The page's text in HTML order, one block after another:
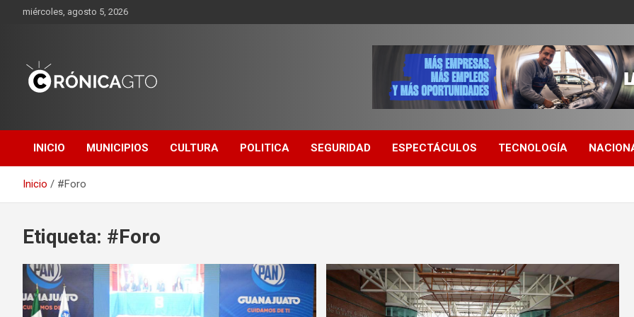
miércoles, agosto 5, 2026
GUANAJUATO
INICIO MUNICIPIOS CULTURA POLITICA SEGURIDAD ESPECTÁCULOS TECNOLOGÍA
Inicio #Foro
Etiqueta: #Foro